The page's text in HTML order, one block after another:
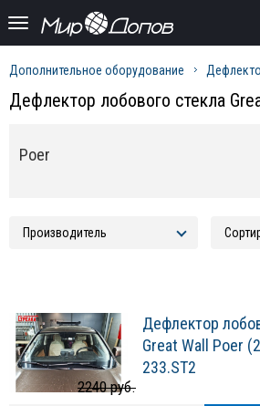
Дополнительное оборудование
Дефлектор лобового стекла
Poer
Дефлектор
Great Wall Poer
233.ST2
2240 руб.